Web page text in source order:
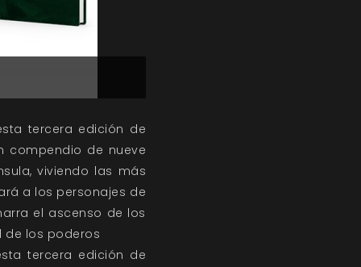
tercera edición de
compendio de nueve
viviendo las más
a los personajes de
el ascenso de los
de los poderos
tercera edición de